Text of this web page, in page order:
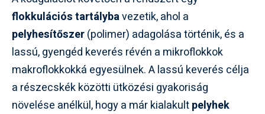
flokkulációs tartálybavezetik, ahol a
pelyhesítőszer(polimer) adagolása történik, és a
lassú, gyengéd keverés révén a mikroflokkok
makroflokkokká egyesülnek. A lassú keverés célja
a részecskék közötti ütközési gyakoriság
növelése anélkül, hogy a már kialakultpelyhek